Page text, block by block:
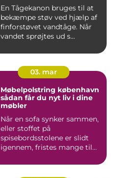
En Tågekanon bruges til at
bekæmpe støv ved hjælp af
finforstøvet vandtåge. Når
vandet sprøjtes ud s...
03. mar
Møbelpolstring københavn
sådan får du nyt liv i dine
møbler
Når en sofa synker sammen,
eller stoffet på
spisebordsstolene er slidt
igennem, fristes mange til